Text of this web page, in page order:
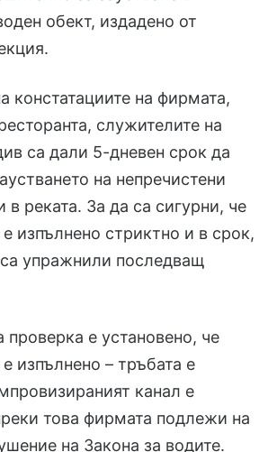
обект, издадено от
констатациите на фирмата,
служителите на
са дали 5-дневен срок да
на непречистени
в реката. За да са сигурни, че
изпълнено стриктно и в срок,
са упражнили последващ
проверка е установено, че
изпълнено – тръбата е
канал е
това фирмата подлежи на
на Закона за водите.